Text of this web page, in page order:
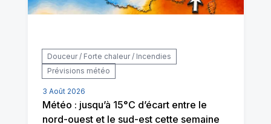
Douceur / Forte chaleur / Incendies
Prévisions météo
3 Août 2026
Météo : jusqu’à 15°C d’écart entre le
nord-ouest et le sud-est cette semaine